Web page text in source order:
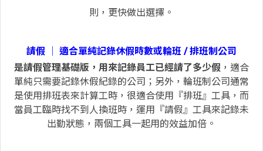
則，更快做出選擇。
請假 │ 適合單純記錄休假時數或輪班 / 排班制公司
是請假管理基礎版，用來記錄員工已經請了多少假 ，適合
單純只需要記錄休假紀錄的公司；另外，輪班制公司通常
是使用排班表來計算工時，很適合使用『排班』工具，而
當員工臨時找不到人換班時，運用『請假』工具來記錄未
出勤狀態，兩個工具一起用的效益加倍。